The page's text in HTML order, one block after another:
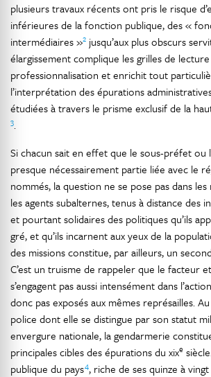
plusieurs travaux récents ont pris le risque
inférieures de la fonction publique, des «
intermédiaires »2 jusqu’aux plus obscurs
élargissement complique les grilles de
professionnalisation et enrichit tout
l’interprétation des épurations
étudiées à travers le prisme exclusif de la
3.
Si chacun sait en effet que le sous-préfet
presque nécessairement partie liée avec le
nommés, la question ne se pose pas dans
les agents subalternes, tenus à distance des
et pourtant solidaires des politiques qu’ils
gré, et qu’ils incarnent aux yeux de la
des missions constitue, par ailleurs, un
C’est un truisme de rappeler que le facteur
s’engagent pas aussi intensément dans
donc pas exposés aux mêmes représailles.
police dont elle se distingue par son statut
envergure nationale, la gendarmerie
principales cibles des épurations du xixe
publique du pays4, riche de ses quinze à